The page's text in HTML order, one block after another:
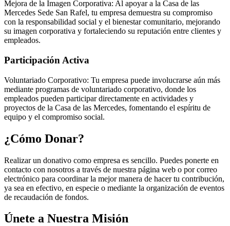
Mejora de la Imagen Corporativa: Al apoyar a la Casa de las
Mercedes Sede San Rafel, tu empresa demuestra su compromiso
con la responsabilidad social y el bienestar comunitario, mejorando
su imagen corporativa y fortaleciendo su reputación entre clientes y
empleados.
Participación Activa
Voluntariado Corporativo: Tu empresa puede involucrarse aún más
mediante programas de voluntariado corporativo, donde los
empleados pueden participar directamente en actividades y
proyectos de la Casa de las Mercedes, fomentando el espíritu de
equipo y el compromiso social.
¿Cómo Donar?
Realizar un donativo como empresa es sencillo. Puedes ponerte en
contacto con nosotros a través de nuestra página web o por correo
electrónico para coordinar la mejor manera de hacer tu contribución,
ya sea en efectivo, en especie o mediante la organización de eventos
de recaudación de fondos.
Únete a Nuestra Misión